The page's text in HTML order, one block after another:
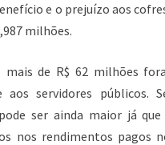
e o prejuízo aos
milhões.
mais de R$ 62 milhões
aos servidores públicos.
ser ainda maior já que
nos rendimentos pagos